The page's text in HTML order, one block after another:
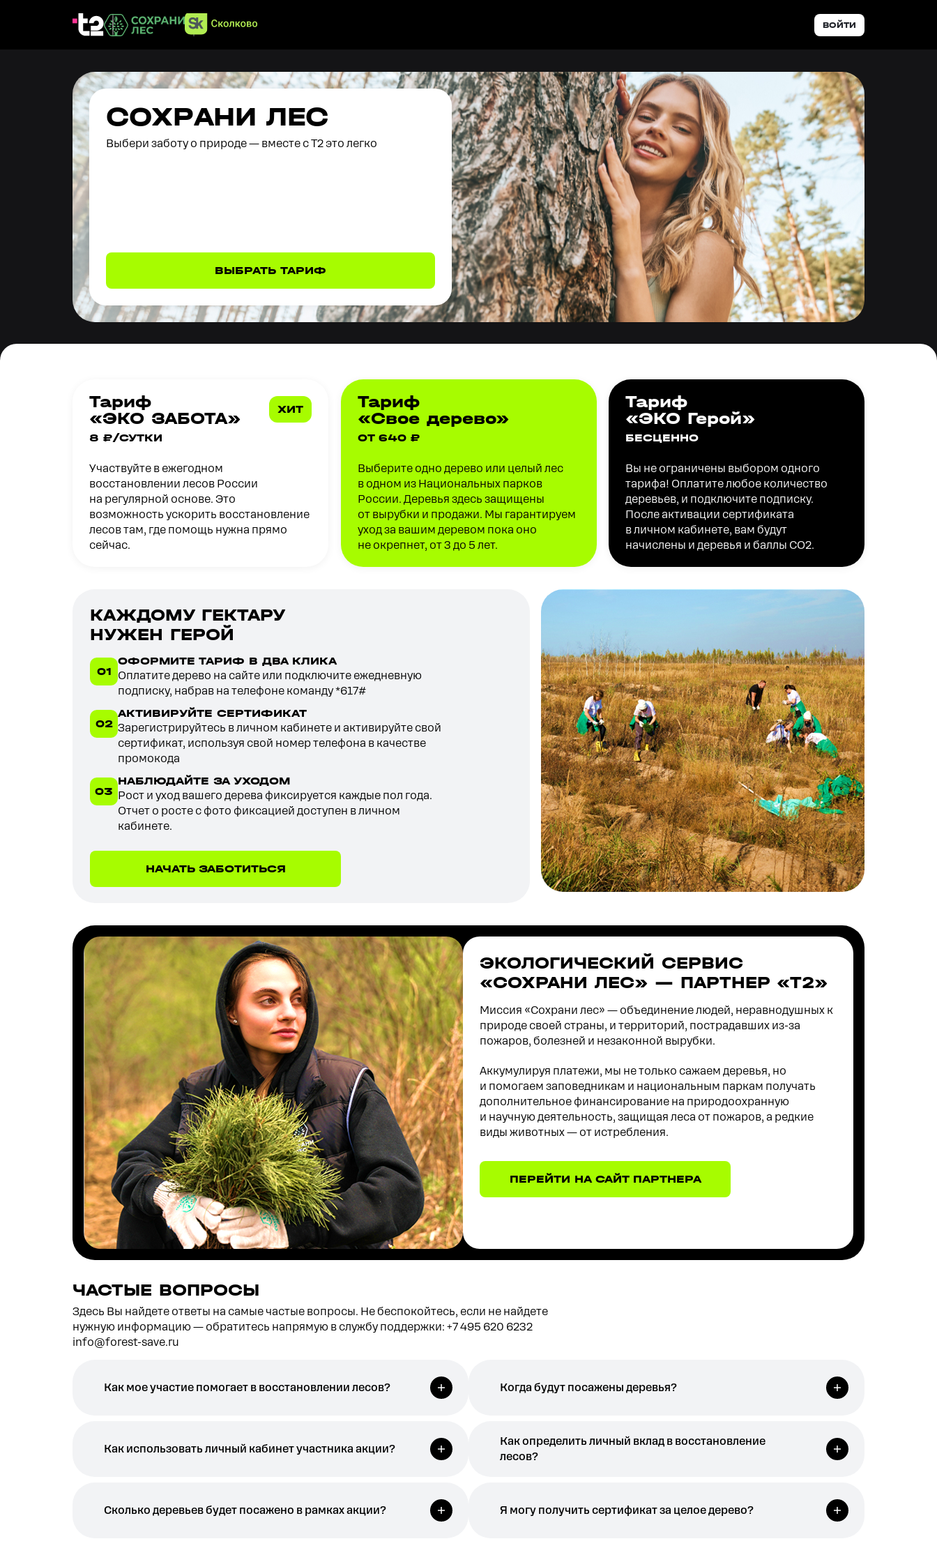
ВОЙТИ
СОХРАНИ ЛЕС
Выбери заботу о природе — вместе с Т2 это легко
ВЫБРАТЬ ТАРИФ
Выбрать тариф
ХИТ
Тариф
«ЭКО ЗАБОТА»
8 ₽/СУТКИ
Участвуйте в ежегодном
восстановлении лесов России
на регулярной основе. Это
возможность ускорить восстановление
лесов там, где помощь нужна прямо
сейчас.
Тариф
«Свое дерево»
ОТ 640 ₽
Выберите одно дерево или целый лес
в одном из Национальных парков
России. Деревья здесь защищены
от вырубки и продажи. Мы гарантируем
уход за вашим деревом пока оно
не окрепнет, от 3 до 5 лет.
Тариф
«ЭКО Герой»
БЕСЦЕННО
Вы не ограничены выбором одного
тарифа! Оплатите любое количество
деревьев, и подключите подписку.
После активации сертификата
вличном кабинете, вам будут
начислены и деревья и баллы СО2.
КАЖДОМУ ГЕКТАРУ
НУЖЕН ГЕРОЙ
01
ОФОРМИТЕ ТАРИФ В ДВА КЛИКА
Оплатите дерево на сайте или подключите ежедневную
подписку, набрав на телефоне команду *617#
02
АКТИВИРУЙТЕ СЕРТИФИКАТ
Зарегистрируйтесь вличном кабинете и активируйте свой
сертификат, используя свой номер телефона в качестве
промокода
03
НАБЛЮДАЙТЕ ЗА УХОДОМ
Рост и уход вашего дерева фиксируется каждые пол года.
Отчет о росте с фото фиксацией доступен вличном
кабинете.
НАЧАТЬ ЗАБОТИТЬСЯ
ЭКОЛОГИЧЕСКИЙ СЕРВИС
«СОХРАНИ ЛЕС» — ПАРТНЕР «Т2»
Миссия «Сохрани лес» — объединение людей, неравнодушных к
природе своей страны, и территорий, пострадавших из-за
пожаров, болезней и незаконной вырубки.
Аккумулируя платежи, мы не только сажаем деревья, но
и помогаем заповедникам и национальным паркам получать
дополнительное финансирование на природоохранную
и научную деятельность, защищая леса от пожаров, а редкие
виды животных — от истребления.
ПЕРЕЙТИ НА САЙТ ПАРТНЕРА
ЧАСТЫЕ ВОПРОСЫ
Здесь Вы найдете ответы на самые частые вопросы. Не беспокойтесь, если не найдете
нужную информацию — обратитесь напрямую в службу поддержки: +7 495 620 6232
info@forest-save.ru
Как мое участие помогает в восстановлении лесов?
Как использовать личный кабинет участника акции?
Сколько деревьев будет посажено в рамках акции?
Когда будут посажены деревья?
Как определить личный вклад в восстановление
лесов?
Я могу получить сертификат за целое дерево?